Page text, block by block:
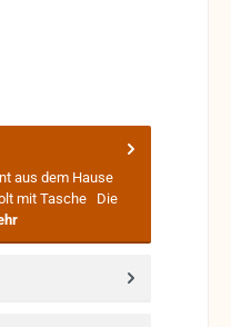
aus dem Hause
mit Tasche Die